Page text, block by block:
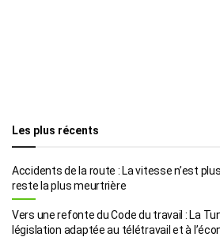
Les plus récents
Accidents de la route : La vitesse n’est
reste la plus meurtrière
Vers une refonte du Code du travail : La
législation adaptée au télétravail et à